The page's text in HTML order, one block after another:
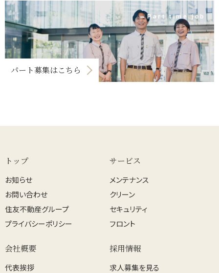
パート募集はこちら
Part time job
トップ
お知らせ
お問い合わせ
住友不動産グループ
プライバシーポリシー
サービス
メンテナンス
クリーン
セキュリティ
フロント
会社概要
代表挨拶
採用情報
求人募集を見る